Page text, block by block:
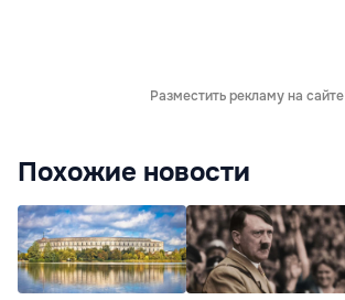
Разместить рекламу на сайте
Похожие новости